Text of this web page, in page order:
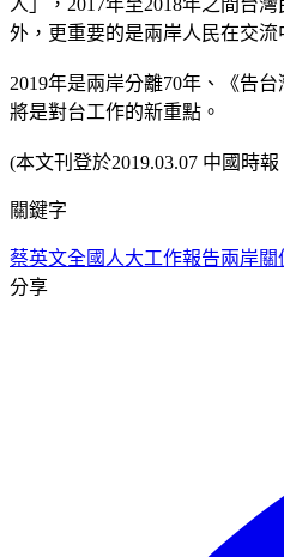
外，更重要的是兩岸人民在交流
2019年是兩岸分離70年、《告
將是對台工作的新重點。
(本文刊登於2019.03.07 中國時
關鍵字
蔡英文全國人大工作報告兩岸關
分享